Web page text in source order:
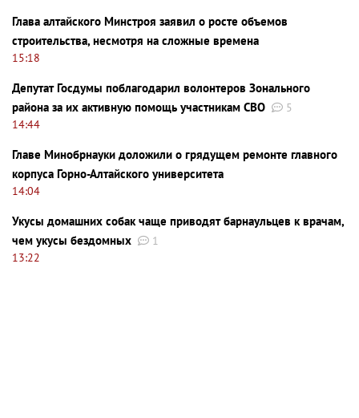
Глава алтайского Минстроя заявил о росте объемов
строительства, несмотря на сложные времена
15:18
Депутат Госдумы поблагодарил волонтеров Зонального
района за их активную помощь участникам СВО
5
14:44
Главе Минобрнауки доложили о грядущем ремонте главного
корпуса Горно-Алтайского университета
14:04
Укусы домашних собак чаще приводят барнаульцев к врачам,
чем укусы бездомных
1
13:22